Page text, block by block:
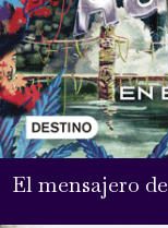
El mensajero